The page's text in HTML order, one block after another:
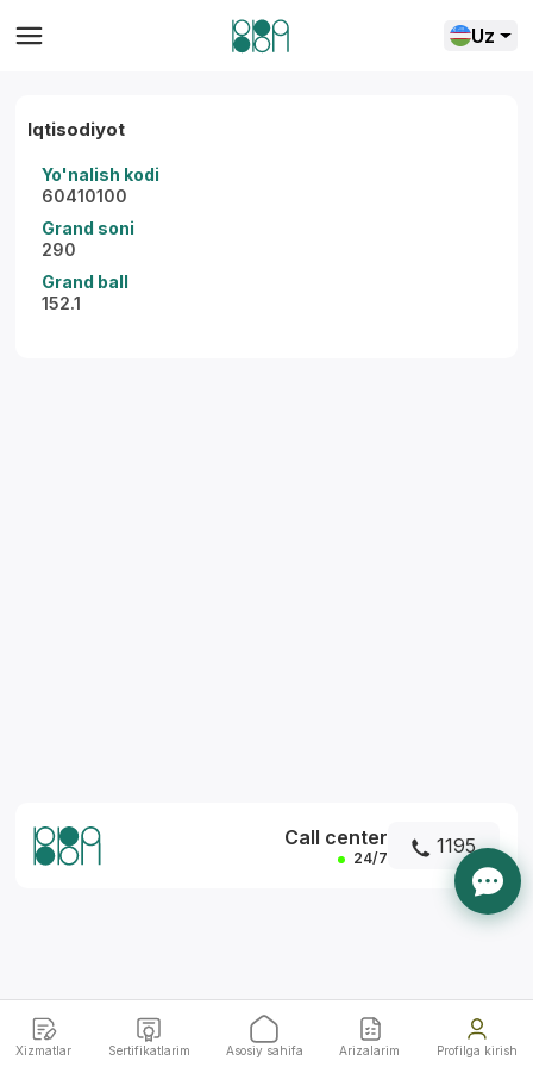
Uz
Iqtisodiyot
Yo'nalish kodi
60410100
Grand soni
290
Grand ball
152.1
Call center
24/7 1195
Xizmatlar Sertifikatlarim Asosiy sahifa Arizalarim Profilga kirish